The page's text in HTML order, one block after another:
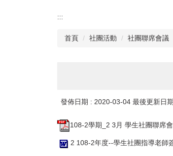
:::
首頁 社團活動 社團聯席會議
發佈日期 : 2020-03-04 最後更新日
108-2學期_2 3月 學生社團聯席
2 108-2年度--學生社團指導老師